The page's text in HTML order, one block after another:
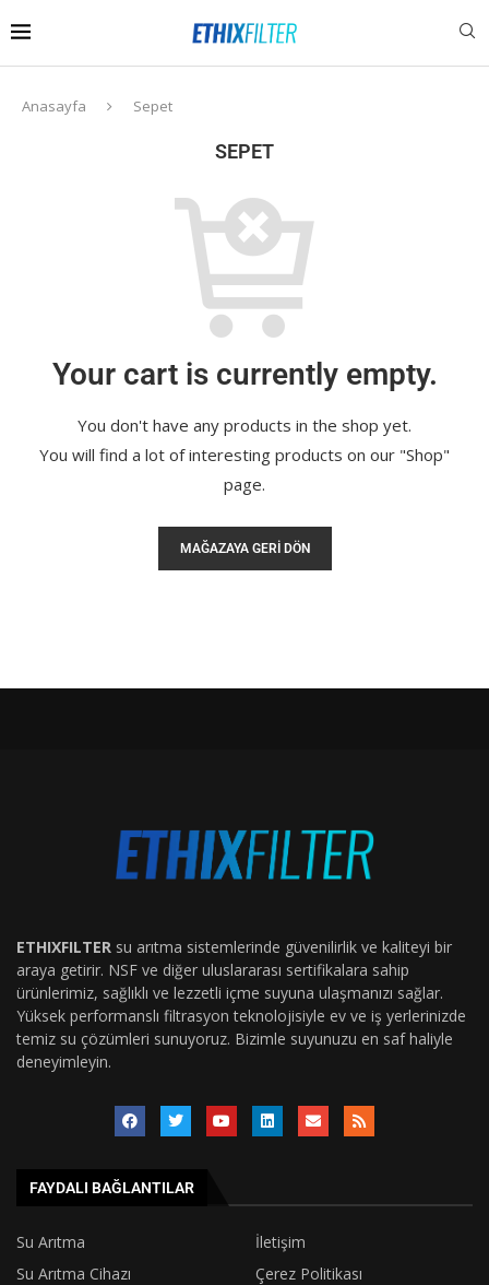
Anasayfa Sepet
SEPET
Your cart is currently empty.
You don't have any products in the shop yet.
You will find a lot of interesting products on our "Shop"
page.
MAĞAZAYA GERI DÖN
ETHIXFILTER su arıtma sistemlerinde güvenilirlik ve kaliteyi bir
araya getirir. NSF ve diğer uluslararası sertifikalara sahip
ürünlerimiz, sağlıklı ve lezzetli içme suyuna ulaşmanızı sağlar.
Yüksek performanslı filtrasyon teknolojisiyle ev ve iş yerlerinizde
temiz su çözümleri sunuyoruz. Bizimle suyunuzu en saf haliyle
deneyimleyin.
FAYDALI BAĞLANTILAR
Su Arıtma
İletişim
Su Arıtma Cihazı
Çerez Politikası